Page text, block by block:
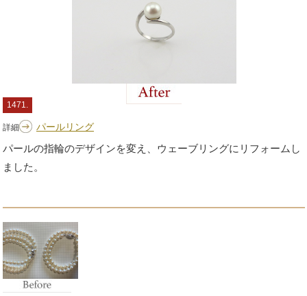
1471.
詳細 パールリング
パールの指輪のデザインを変え、ウェーブリングにリフォームし
ました。